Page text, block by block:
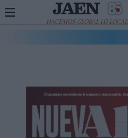
HACEMOS GLOBAL LO LOCAL